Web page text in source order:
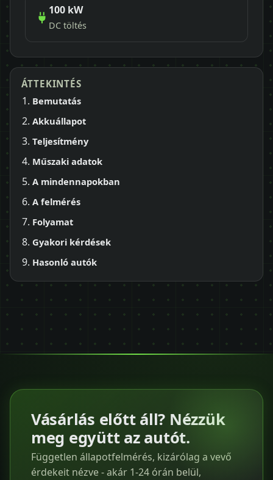
100 kW
DC töltés
ÁTTEKINTÉS
Bemutatás
Akkuállapot
Teljesítmény
Műszaki adatok
A mindennapokban
A felmérés
Folyamat
Gyakori kérdések
Hasonló autók
Vásárlás előtt áll? Nézzük
meg együtt az autót.
Független állapotfelmérés, kizárólag a vevő
érdekeit nézve - akár 1-24 órán belül,